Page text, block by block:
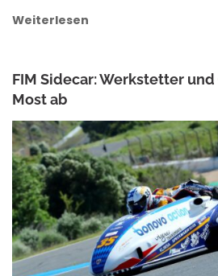
Weiterlesen
FIM Sidecar: Werkstetter
Most ab
ROWENA HINZMANN